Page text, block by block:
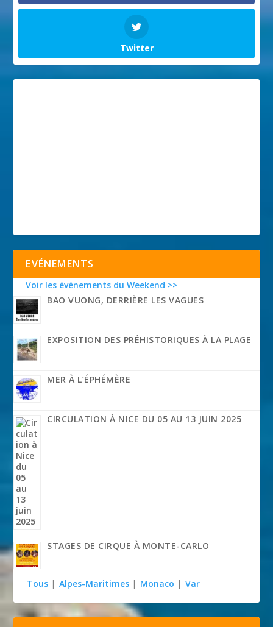
Twitter
EVÉNEMENTS
Voir les événements du Weekend >>
BAO VUONG, DERRIÈRE LES VAGUES
EXPOSITION DES PRÉHISTORIQUES À LA PLAGE
MER À L’ÉPHÉMÈRE
CIRCULATION À NICE DU 05 AU 13 JUIN 2025
STAGES DE CIRQUE À MONTE-CARLO
Tous | Alpes-Maritimes | Monaco | Var